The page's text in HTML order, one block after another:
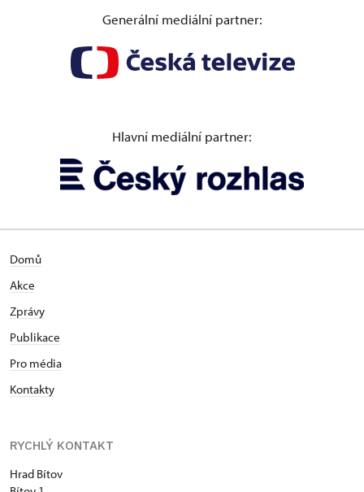
Generální mediální partner:
Hlavní mediální partner:
Domů
Akce
Zprávy
Publikace
Pro média
Kontakty
RYCHLÝ KONTAKT
Hrad Bítov